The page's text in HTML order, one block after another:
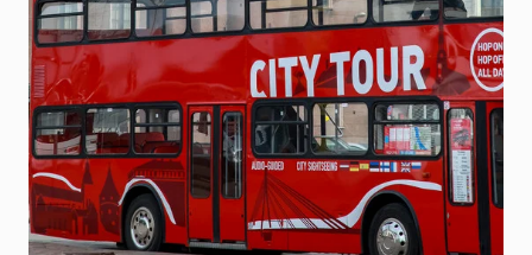
pvc" target="_blank" rel="noopener">Orajet
3951RA+Proslide</a> </td> <td style="width:
50%;"> <strong>Suositellut laminaatit:
</strong> <a
href="https://www.signcom.fi/product/oraguard-
293">Oraguard 293</a> <a
href="https://www.signcom.fi/product/oraguard-
290">Oraguard 290</a> </td> </tr> </tbody>
</table>